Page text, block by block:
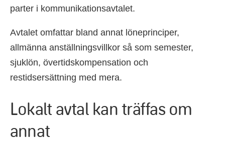
parter i kommunikationsavtalet.
Avtalet omfattar bland annat löneprinciper,
allmänna anställnings­villkor så som semester,
sjuklön, övertidskompensation och
restidsersättning med mera.
Lokalt avtal kan träffas om
annat